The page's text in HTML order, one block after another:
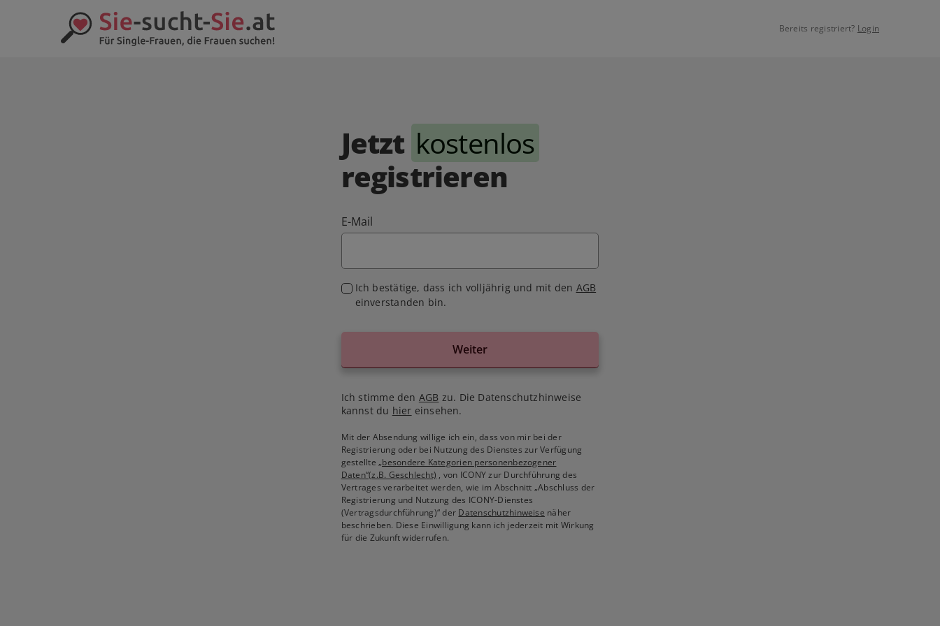
Bereits registriert? Login
Jetzt kostenlos
registrieren
E-Mail
Ich bestätige, dass ich volljährig und mit den AGB
einverstanden bin.
Weiter
Ich stimme den AGB zu. Die Datenschutzhinweise
kannst du hier einsehen.
Mit der Absendung willige ich ein, dass von mir bei der
Registrierung oder bei Nutzung des Dienstes zur Verfügung
gestellte„besondere Kategorien personenbezogener
Daten“(z.B. Geschlecht) , von ICONY zur Durchführung des
Vertrages verarbeitet werden, wie im Abschnitt „Abschluss der
Registrierung und Nutzung des ICONY-Dienstes
(Vertragsdurchführung)“ der Datenschutzhinweise näher
beschrieben. Diese Einwilligung kann ich jederzeit mit Wirkung
für die Zukunft widerrufen.